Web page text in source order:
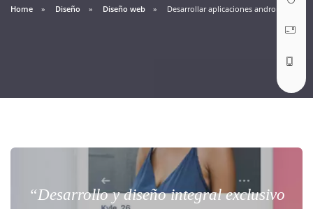
Home Diseño Diseño web Desarrollar aplicaciones android
“Desarrollo y diseño integral exclusivo
ABRIR TICKET